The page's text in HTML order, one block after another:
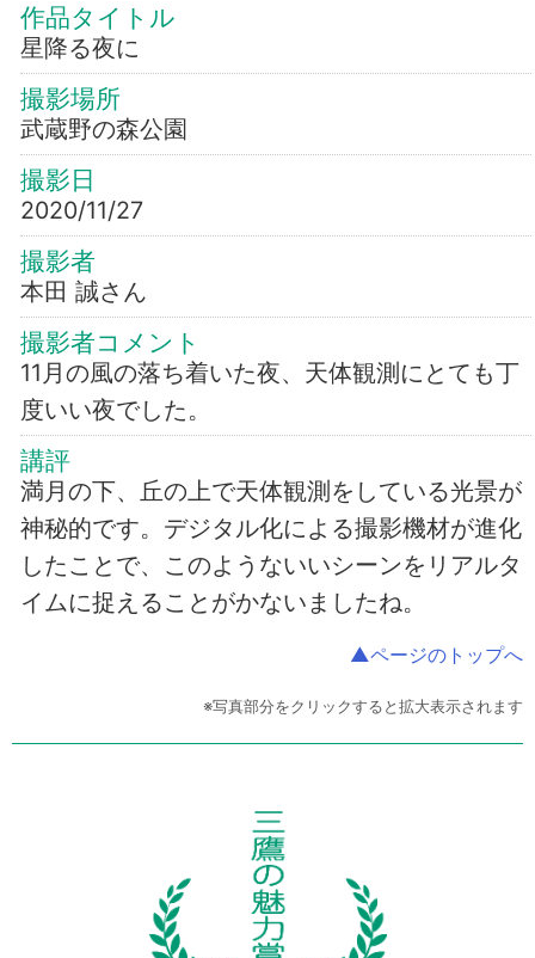
作品タイトル
星降る夜に
撮影場所
武蔵野の森公園
撮影日
2020/11/27
撮影者
本田 誠さん
撮影者コメント
11月の風の落ち着いた夜、天体観測にとても丁
度いい夜でした。
講評
満月の下、丘の上で天体観測をしている光景が
神秘的です。デジタル化による撮影機材が進化
したことで、このようないいシーンをリアルタ
イムに捉えることがかないましたね。
▲ページのトップへ
※写真部分をクリックすると拡大表示されます